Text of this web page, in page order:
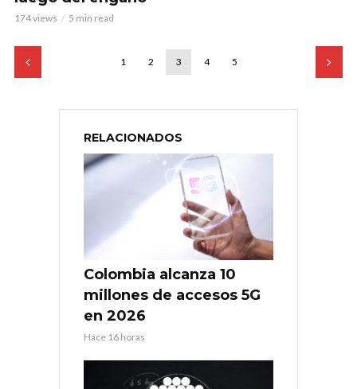
174 views 5 min read
1 2 3 4 5
RELACIONADOS
Colombia alcanza 10
millones de accesos 5G
en 2026
Hace 16 horas